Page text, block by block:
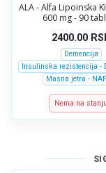
ALA - Alfa Lipoinska
600 mg - 90
2400.00
Demencija
Insulinska rezistencija -
Masna jetra -
Nema na stanju